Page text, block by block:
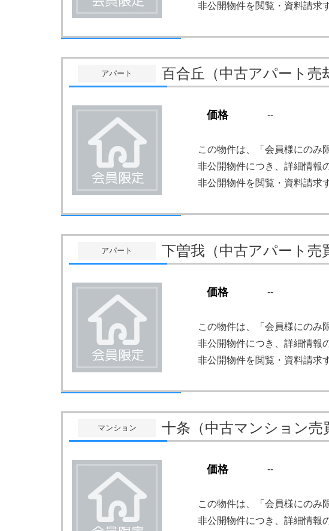
非公開物件を閲覧・資料請求
アパート 百合丘（中古アパート売
価格 --
この物件は、「会員様にのみ
非公開物件につき、詳細情報
非公開物件を閲覧・資料請求
アパート 下曽我（中古アパート売
価格 --
この物件は、「会員様にのみ
非公開物件につき、詳細情報
非公開物件を閲覧・資料請求
マンション 十条（中古マンション売
価格 --
この物件は、「会員様にのみ
非公開物件につき、詳細情報